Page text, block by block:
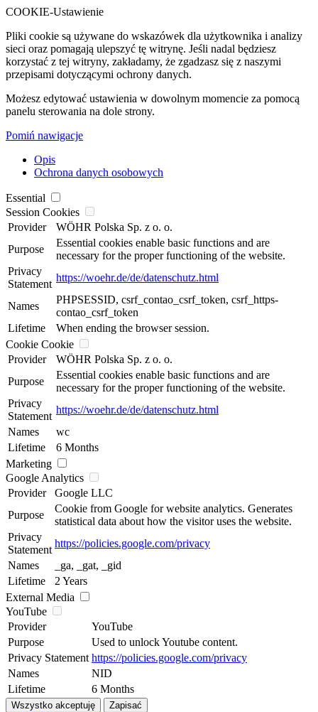
COOKIE-Ustawienie
Pliki cookie są używane do wskazówek dla użytkownika i analizy
sieci oraz pomagają ulepszyć tę witrynę. Jeśli nadal będziesz
korzystać z tej witryny, zakładamy, że zgadzasz się z naszymi
przepisami dotyczącymi ochrony danych.
Możesz edytować ustawienia w dowolnym momencie za pomocą
panelu sterowania na dole strony.
Pomiń nawigacje
Opis
Ochrona danych osobowych
Essential
Session Cookies
Provider
WÖHR Polska Sp. z o. o.
Purpose
Essential cookies enable basic functions and are
necessary for the proper functioning of the website.
Privacy
Statement
https://woehr.de/de/datenschutz.html
Names
PHPSESSID, csrf_contao_csrf_token, csrf_https-
contao_csrf_token
Lifetime
When ending the browser session.
Cookie Cookie
Provider
WÖHR Polska Sp. z o. o.
Purpose
Essential cookies enable basic functions and are
necessary for the proper functioning of the website.
Privacy
Statement
https://woehr.de/de/datenschutz.html
Names
wc
Lifetime
6 Months
Marketing
Google Analytics
Provider
Google LLC
Purpose
Cookie from Google for website analytics. Generates
statistical data about how the visitor uses the website.
Privacy
Statement
https://policies.google.com/privacy
Names
_ga, _gat, _gid
Lifetime
2 Years
External Media
YouTube
Provider
YouTube
Purpose
Used to unlock Youtube content.
Privacy Statement https://policies.google.com/privacy
Names
NID
Lifetime
6 Months